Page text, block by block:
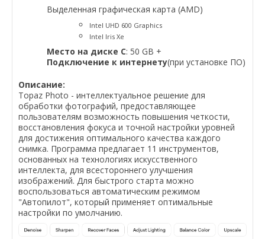
Выделенная графическая карта (AMD)
Intel UHD 600 Graphics
Intel Iris Xe
Место на диске C: 50 GB +
Подключение к интернету(при установке ПО)
Описание:
Topaz Photo - интеллектуальное решение для
обработки фотографий, предоставляющее
пользователям возможность повышения четкости,
восстановления фокуса и точной настройки уровней
для достижения оптимального качества каждого
снимка. Программа предлагает 11 инструментов,
основанных на технологиях искусственного
интеллекта, для всестороннего улучшения
изображений. Для быстрого старта можно
воспользоваться автоматическим режимом
"Автопилот", который применяет оптимальные
настройки по умолчанию.